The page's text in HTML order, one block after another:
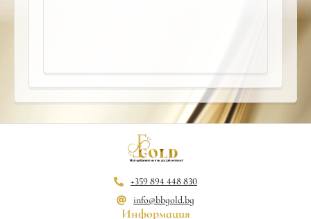
+359 894 448 830
info@bbgold.bg
Информация